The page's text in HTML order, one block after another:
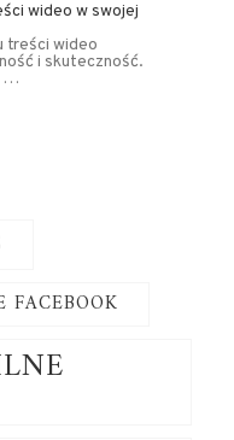
wideo w swojej
treści wideo
i skuteczność.
…
FACEBOOK